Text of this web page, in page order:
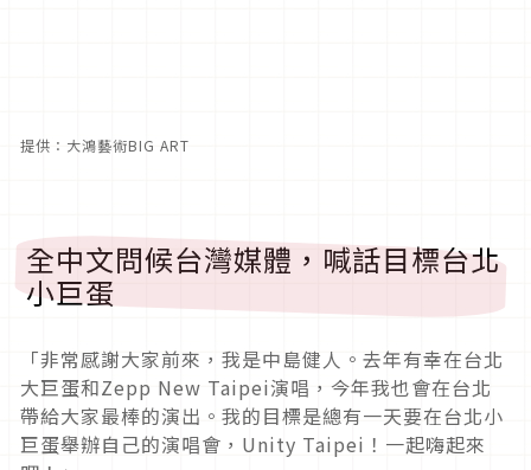
提供：大鴻藝術BIG ART
全中文問候台灣媒體，喊話目標台北
小巨蛋
「非常感謝大家前來，我是中島健人。去年有幸在台北
大巨蛋和Zepp New Taipei演唱，今年我也會在台北
帶給大家最棒的演出。我的目標是總有一天要在台北小
巨蛋舉辦自己的演唱會，Unity Taipei！一起嗨起來